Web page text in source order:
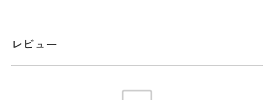
メーカー品番：ADLA609
レビュー